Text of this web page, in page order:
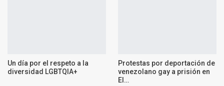
Un día por el respeto a la
diversidad LGBTQIA+
Protestas por deportación de
venezolano gay a prisión en
El…